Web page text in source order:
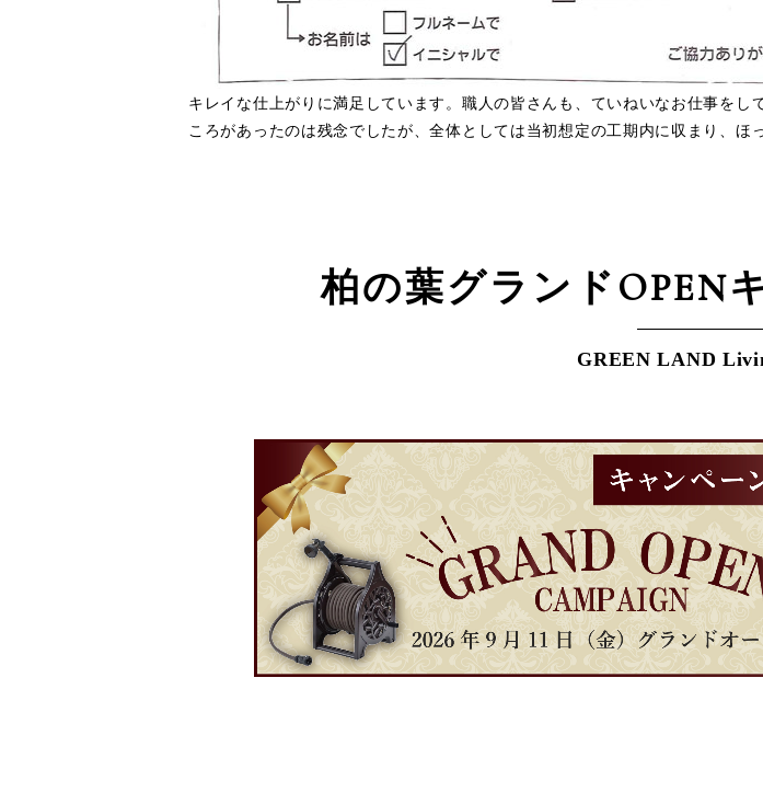
キレイな仕上がりに満足しています。職人の皆さんも、ていねいなお仕事を
ころがあったのは残念でしたが、全体としては当初想定の工期内に収まり、ほ
柏の葉グランドOPEN
GREEN LAND